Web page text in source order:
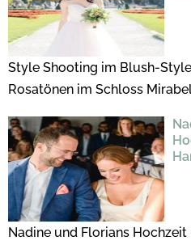
Style Shooting im Blush-
Rosatönen im Schloss
Nadine und Florians